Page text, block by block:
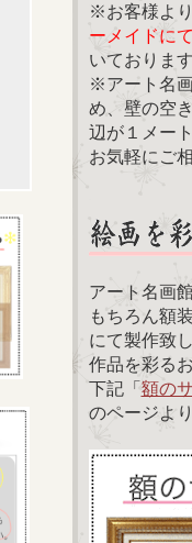
※お客様よ
ーメイドに
いておりま
※アート名
め、壁の空
辺が１メー
お気軽にご
アート名画
もちろん額
にて製作致
作品を彩る
下記「額の
のページよ